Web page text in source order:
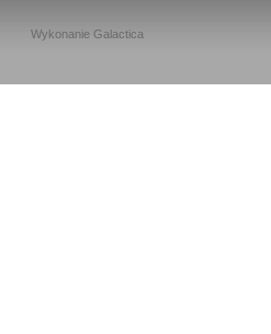
Wykonanie Galactica